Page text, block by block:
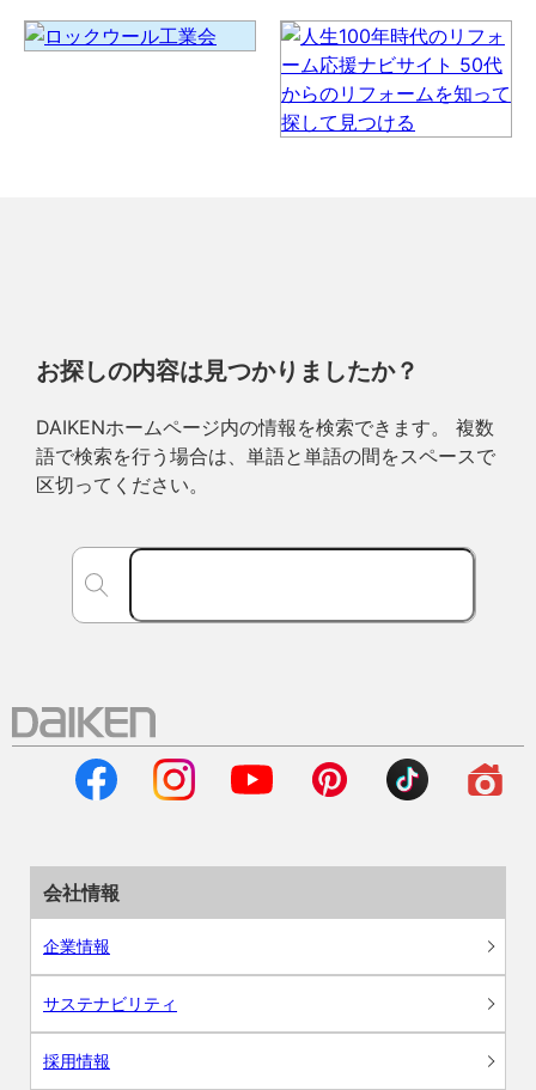
お探しの内容は見つかりましたか？
DAIKENホームページ内の情報を検索できます。 複数
語で検索を行う場合は、単語と単語の間をスペースで
区切ってください。
会社情報
企業情報
サステナビリティ
採用情報